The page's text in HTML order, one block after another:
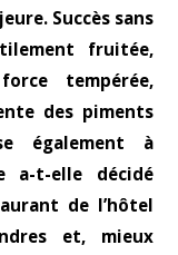
Succès sans
fruitée,
tempérée,
des piments
également à
a-t-elle décidé
de l’hôtel
et, mieux